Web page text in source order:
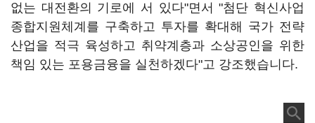
없는 대전환의 기로에 서 있다"면서 "첨단 혁신사업
종합지원체계를 구축하고 투자를 확대해 국가 전략
산업을 적극 육성하고 취약계층과 소상공인을 위한
책임 있는 포용금융을 실천하겠다"고 강조했습니다.